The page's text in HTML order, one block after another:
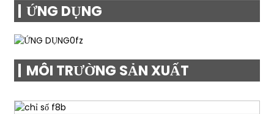
ỨNG DỤNG
MÔI TRƯỜNG SẢN XUẤT